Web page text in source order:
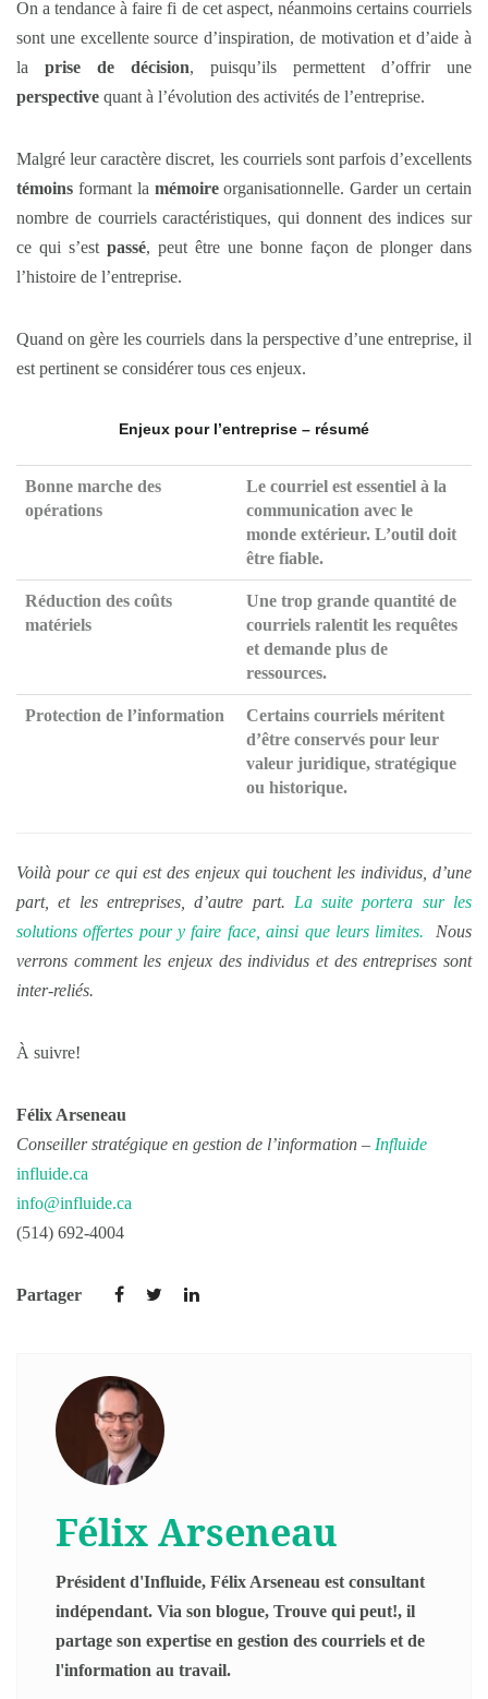
On a tendance à faire fi de cet aspect, néanmoins certains courriels
sont une excellente source d’inspiration, de motivation et d’aide à
la prise de décision, puisqu’ils permettent d’offrir une
perspective quant à l’évolution des activités de l’entreprise.
Malgré leur caractère discret, les courriels sont parfois d’excellents
témoins formant la mémoireorganisationnelle. Garder un certain
nombre de courriels caractéristiques, qui donnent des indices sur
ce qui s’est passé, peut être une bonne façon de plonger dans
l’histoire de l’entreprise.
Quand on gère les courriels dans la perspective d’une entreprise, il
est pertinent se considérer tous ces enjeux.
Enjeux pour l’entreprise – résumé
Bonne marche des
opérations
Le courriel est essentiel à la
communication avec le
monde extérieur. L’outil doit
être fiable.
Réduction des coûts
matériels
Une trop grande quantité de
courriels ralentit les requêtes
et demande plus de
ressources.
Protection de l’information
Certains courriels méritent
d’être conservés pour leur
valeur juridique, stratégique
ou historique.
Voilà pour ce qui est des enjeux qui touchent les individus, d’une
part, et les entreprises, d’autre part. La suite portera sur les
solutions offertes pour y faire face, ainsi que leurs limites. Nous
verrons comment les enjeux des individus et des entreprises sont
inter-reliés.
À suivre!
Félix Arseneau
Conseiller stratégique en gestion de l’information – Influide
influide.ca
info@influide.ca
(514) 692-4004
Partager
Félix Arseneau
Président d'Influide, Félix Arseneau est consultant
indépendant. Via son blogue, Trouve qui peut!, il
partage son expertise en gestion des courriels et de
l'information au travail.